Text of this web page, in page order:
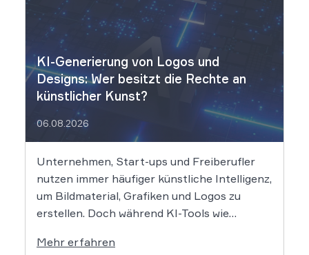
KI-Generierung von Logos und
Designs: Wer besitzt die Rechte an
künstlicher Kunst?
06.08.2026
Unternehmen, Start-ups und Freiberufler
nutzen immer häufiger künstliche Intelligenz,
um Bildmaterial, Grafiken und Logos zu
erstellen. Doch während KI-Tools wie
Sekundenschnelle beeindruckende
Mehr erfahren